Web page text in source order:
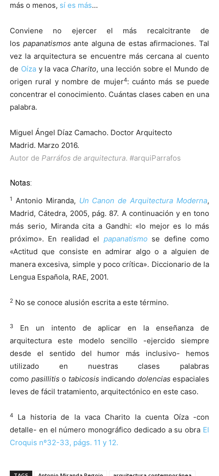
más o menos, sí es más…
Conviene no ejercer el más recalcitrante de
los papanatismosante alguna de estas afirmaciones. Tal
vez la arquitectura se encuentre más cercana al cuento
de Oízay la vaca Charito, una lección sobre el Mundo de
origen rural y nombre de mujer4: cuánto más se puede
concentrar el conocimiento. Cuántas clases caben en una
palabra.
Miguel Ángel Díaz Camacho. Doctor Arquitecto
Madrid. Marzo 2016.
Autor de Parráfos de arquitectura. #arquiParrafos
Notas:
1 Antonio Miranda, Un Canon de Arquitectura Moderna,
Madrid, Cátedra, 2005, pág. 87. A continuación y en tono
más serio, Miranda cita a Gandhi: «lo mejor es lo más
próximo». En realidad el papanatismose define como
«Actitud que consiste en admirar algo o a alguien de
manera excesiva, simple y poco crítica». Diccionario de la
Lengua Española, RAE, 2001.
2 No se conoce alusión escrita a este término.
3
En un intento de aplicar en la enseñanza de
arquitectura este modelo sencillo -ejercido siempre
desde el sentido del humor más inclusivo- hemos
utilizado en nuestras clases palabras
como pasillitis o tabicosis indicando dolencias espaciales
leves de fácil tratamiento, arquitectónico en este caso.
4
La historia de la vaca Charito la cuenta Oíza -con
detalle- en el número monográfico dedicado a su obra El
Croquis nº32-33, págs. 11 y 12.